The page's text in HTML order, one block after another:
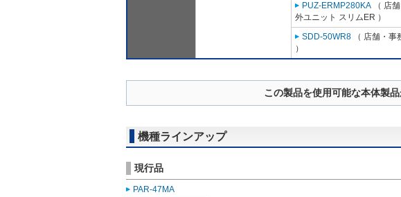
PUZ-ERMP280KA （ 店
外ユニット スリムER ）
SDD-50WR8 （ 店舗・
）
この製品を使用可能な本体製品
機種ラインアップ
現行品
PAR-47MA